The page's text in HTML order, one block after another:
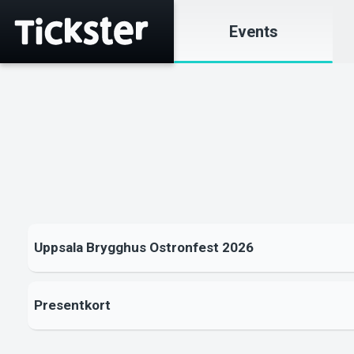
Events
Uppsala Brygghus Ostronfest 2026
Presentkort